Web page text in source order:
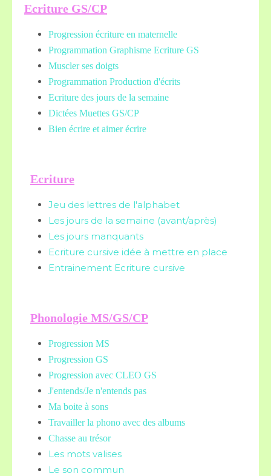
Ecriture GS/CP
Progression écriture en maternelle
Programmation Graphisme Ecriture GS
Muscler ses doigts
Programmation Production d'écrits
Ecriture des jours de la semaine
Dictées Muettes GS/CP
Bien écrire et aimer écrire
Ecriture
Jeu des lettres de l'alphabet
Les jours de la semaine (avant/après)
Les jours manquants
Ecriture cursive idée à mettre en place
Entrainement Ecriture cursive
Phonologie MS/GS/CP
Progression MS
Progression GS
Progression avec CLEO GS
J'entends/Je n'entends pas
Ma boite à sons
Travailler la phono avec des albums
Chasse au trésor
Les mots valises
Le son commun